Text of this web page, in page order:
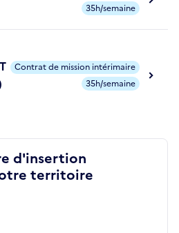
35h/semaine
Contrat de mission intérimaire
35h/semaine
d'insertion
territoire